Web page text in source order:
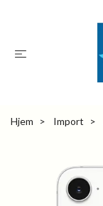
Hjem Import